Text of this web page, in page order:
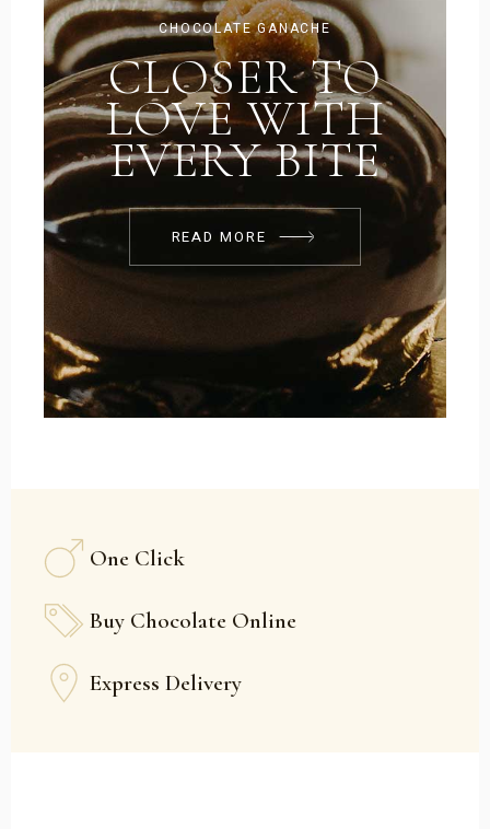
CHOCOLATE GANACHE
CLOSER TO
LOVE WITH
EVERY BITE
READ MORE
One Click
Buy Chocolate Online
Express Delivery